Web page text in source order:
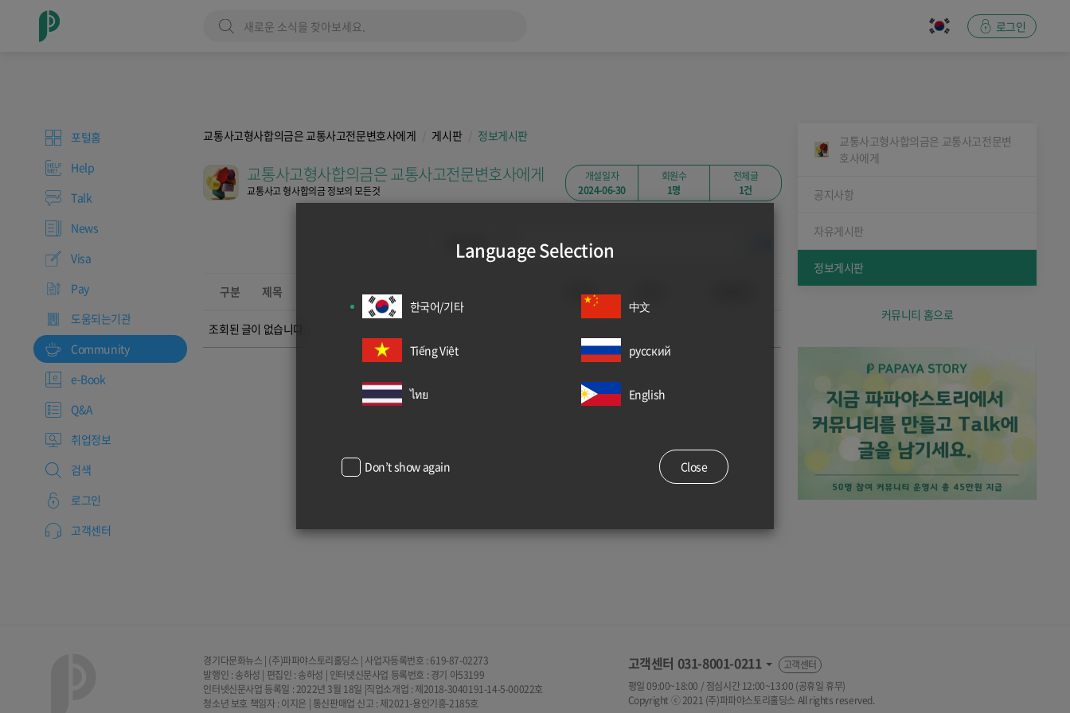
로그인
포털홈
Help
Talk
News
Visa
Pay
도움되는기관
Community
e-Book
Q&A
취업정보
검색
로그인
고객센터
교통사고형사합의금은 교통사고전문변호사에게 게시판 정보게시판
교통사고형사합의금은 교통사고전문변호사에게
교통사고 형사합의금 정보의 모든것
개설일자
2024-06-30
회원수
1명
전체글
1건
구분 제목 작성자
조회된 글이 없습니다.
교통사고형사합의금은 교통사고전문변
호사에게
공지사항
자유게시판
정보게시판
커뮤니티 홈으로
경기다문화뉴스 | (주)파파야스토리홀딩스 | 사업자등록번호 : 619-87-02273
발행인 : 송하성 | 편집인 : 송하성 | 인터넷신문사업 등록번호 : 경기 아53199
인터넷신문사업 등록일 : 2022년 3월 18일 |직업소개업 : 제2018-3040191-14-5-00022호
청소년 보호 책임자 : 이지은 | 통신판매업 신고 : 제2021-용인기흥-2185호
고객센터 031-8001-0211
고객센터
평일 09:00~18:00 / 점심시간 12:00~13:00 (공휴일 휴무)
Copyright ⓒ 2021 (주)파파야스토리홀딩스 All rights reserved.
Language Selection
한국어/기타 中文
Tiếng Việt русский
ไทย English
Don’t show again Close